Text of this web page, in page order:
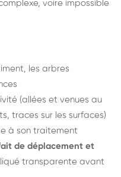
voire impossible
les arbres
(allées et venues au
traces sur les surfaces)
à son traitement
de déplacement et
transparente avant